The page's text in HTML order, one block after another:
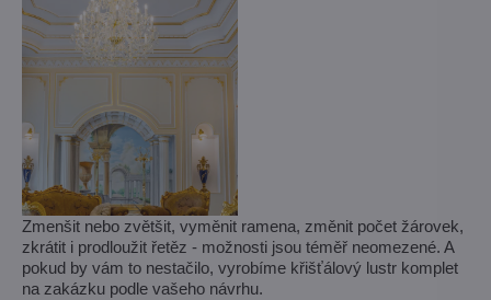
Zmenšit nebo zvětšit, vyměnit ramena, změnit počet žárovek,
zkrátit i prodloužit řetěz - možnosti jsou téměř neomezené. A
pokud by vám to nestačilo, vyrobíme křišťálový lustr komplet
na zakázku podle vašeho návrhu.